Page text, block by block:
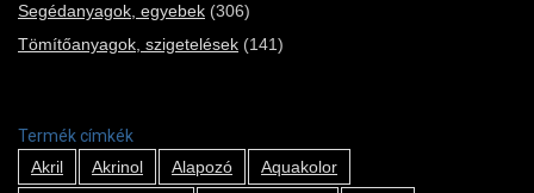
Segédanyagok, egyebek (306)
Tömítőanyagok, szigetelések (141)
Termék címkék
Akril
Akrinol Alapozó
Aquakolor